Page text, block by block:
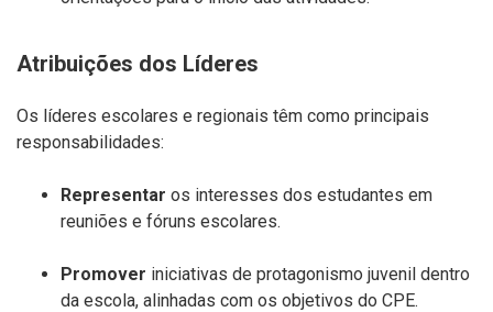
Atribuições dos Líderes
Os líderes escolares e regionais têm como principais
responsabilidades:
Representar os interesses dos estudantes em
reuniões e fóruns escolares.
Promover iniciativas de protagonismo juvenil dentro
da escola, alinhadas com os objetivos do CPE.